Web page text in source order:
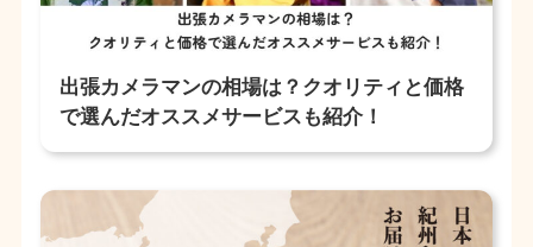
出張カメラマンの相場は？クオリティと価格
で選んだオススメサービスも紹介！